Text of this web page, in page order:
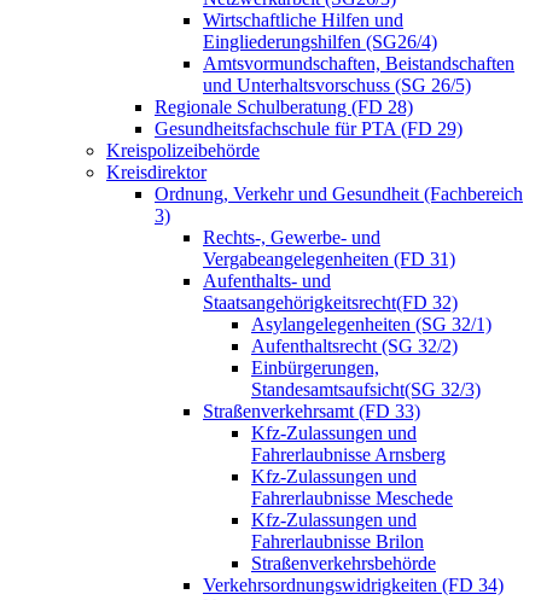
Wirtschaftliche Hilfen und
Eingliederungshilfen (SG26/4)
Amtsvormundschaften, Beistandschaften
und Unterhaltsvorschuss (SG 26/5)
Regionale Schulberatung (FD 28)
Gesundheitsfachschule für PTA (FD 29)
Kreispolizeibehörde
Kreisdirektor
Ordnung, Verkehr und Gesundheit (Fachbereich
3)
Rechts-, Gewerbe- und
Vergabeangelegenheiten (FD 31)
Aufenthalts- und
Staatsangehörigkeitsrecht(FD 32)
Asylangelegenheiten (SG 32/1)
Aufenthaltsrecht (SG 32/2)
Einbürgerungen,
Standesamtsaufsicht(SG 32/3)
Straßenverkehrsamt (FD 33)
Kfz-Zulassungen und
Fahrerlaubnisse Arnsberg
Kfz-Zulassungen und
Fahrerlaubnisse Meschede
Kfz-Zulassungen und
Fahrerlaubnisse Brilon
Straßenverkehrsbehörde
Verkehrsordnungswidrigkeiten (FD 34)